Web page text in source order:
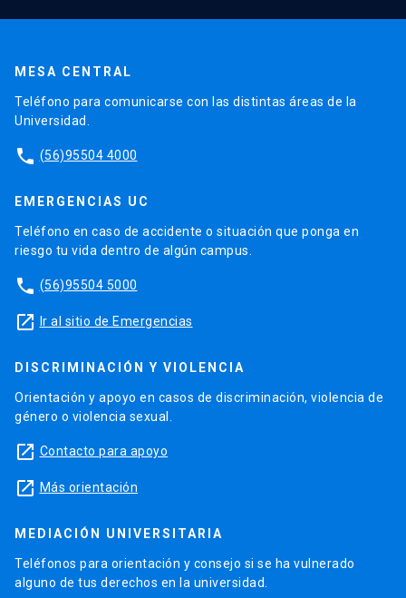
MESA CENTRAL
Teléfono para comunicarse con las distintas áreas de la
Universidad.
phone (56)95504 4000
EMERGENCIAS UC
Teléfono en caso de accidente o situación que ponga en
riesgo tu vida dentro de algún campus.
phone (56)95504 5000
launch Ir al sitio de Emergencias
DISCRIMINACIÓN Y VIOLENCIA
Orientación y apoyo en casos de discriminación, violencia de
género o violencia sexual.
launch Contacto para apoyo
launch Más orientación
MEDIACIÓN UNIVERSITARIA
Teléfonos para orientación y consejo si se ha vulnerado
alguno de tus derechos en la universidad.